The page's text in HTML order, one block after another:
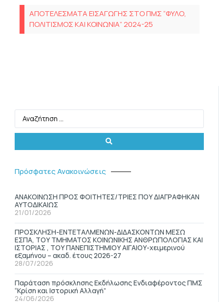
Πρόσφατες Ανακοινώσεις
ΑΝΑΚΟΙΝΩΣΗ ΠΡΟΣ ΦΟΙΤΗΤΕΣ/ΤΡΙΕΣ ΠΟΥ ΔΙΑΓΡΑΦΗΚΑΝ
ΑΥΤΟΔΙΚΑΙΩΣ
21/01/2026
ΠΡΟΣΚΛΗΣΗ-ΕΝΤΕΤΑΛΜΕΝΩΝ-ΔΙΔΑΣΚΟΝΤΩΝ ΜΕΣΩ
ΕΣΠΑ, ΤΟΥ ΤΜΗΜΑΤΟΣ ΚΟΙΝΩΝΙΚΗΣ ΑΝΘΡΩΠΟΛΟΓΙΑΣ ΚΑΙ
ΙΣΤΟΡΙΑΣ , ΤΟΥ ΠΑΝΕΠΙΣΤΗΜΙΟΥ ΑΙΓΑΙΟΥ-χειμερινού
εξαμήνου – ακαδ. έτους 2026-27
28/07/2026
Παράταση πρόσκλησης Εκδήλωσης Ενδιαφέροντος ΠΜΣ
“Κρίση και Ιστορική Αλλαγή”
24/06/2026
ΑΠΟΤΕΛΕΣΜΑΤΑ ΕΙΣΑΓΩΓΗΣ ΣΤΟ ΠΜΣ “ΦΥΛΟ,
ΠΟΛΙΤΙΣΜΟΣ ΚΑΙ ΚΟΙΝΩΝΙΑ” 2024-25